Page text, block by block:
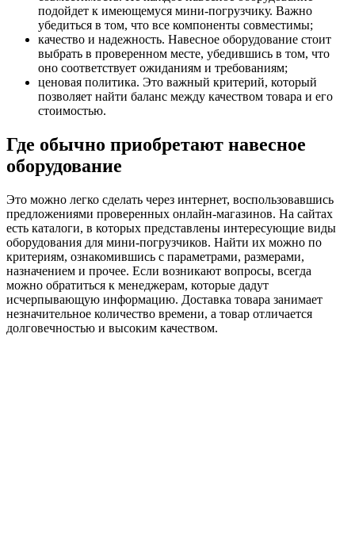
подойдет к имеющемуся мини-погрузчику. Важно
убедиться в том, что все компоненты совместимы;
качество и надежность. Навесное оборудование стоит
выбрать в проверенном месте, убедившись в том, что
оно соответствует ожиданиям и требованиям;
ценовая политика. Это важный критерий, который
позволяет найти баланс между качеством товара и его
стоимостью.
Где обычно приобретают навесное
оборудование
Это можно легко сделать через интернет, воспользовавшись
предложениями проверенных онлайн-магазинов. На сайтах
есть каталоги, в которых представлены интересующие виды
оборудования для мини-погрузчиков. Найти их можно по
критериям, ознакомившись с параметрами, размерами,
назначением и прочее. Если возникают вопросы, всегда
можно обратиться к менеджерам, которые дадут
исчерпывающую информацию. Доставка товара занимает
незначительное количество времени, а товар отличается
долговечностью и высоким качеством.